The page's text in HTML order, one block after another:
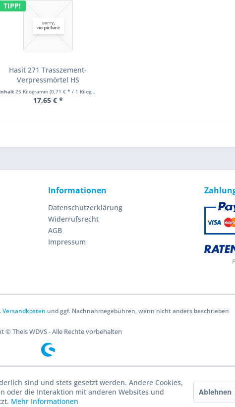
TIPP!
Hasit 271 Trasszement-
Verpressmörtel HS
Inhalt25 Kilogramm(0,71 € * / 1 Kilogramm)
17,65 € *
Informationen
Datenschutzerklärung
Widerrufsrecht
AGB
Impressum
Versandkosten und ggf. Nachnahmegebühren, wenn nicht anders beschrieben
© Theis WDVS - Alle Rechte vorbehalten
sind und stets gesetzt werden. Andere Cookies,
oder die Interaktion mit anderen Websites und
Mehr Informationen
Ablehnen